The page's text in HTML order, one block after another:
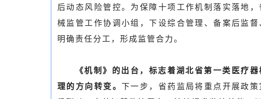
后动态风险管控。为保障十项工作机制落实落地
械监管工作协调小组，下设综合管理、备案后监督
明确责任分工，形成监管合力。
《机制》的出台，标志着湖北省第一类医疗
理的方向转变。 下一步，省药监局将重点开展政